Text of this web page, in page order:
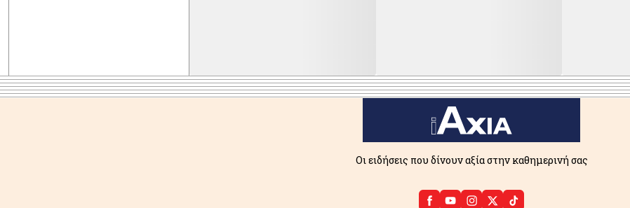
Οι ειδήσεις που δίνουν αξία στην καθημερινή σας